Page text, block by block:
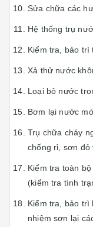
Sửa chữa các
Hệ thống trụ
Kiểm tra, bảo trì
Xả thử nước
Loại bỏ nước
Bơm lại nước
Trụ chữa cháy
chống rỉ, sơn đỏ
Kiểm tra toàn
(kiểm tra tình
Kiểm tra, bảo trì
nhiệm sơn lại